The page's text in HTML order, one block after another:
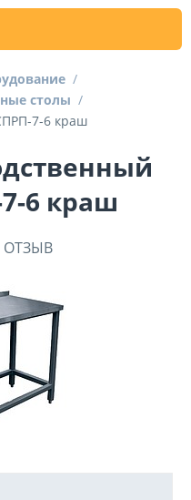
/
столы /
7-6 краш
6 краш
ОТЗЫВ